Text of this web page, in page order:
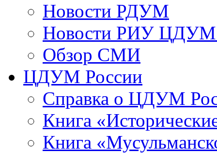
Новости РДУМ
Новости РИУ ЦДУМ
Обзор СМИ
ЦДУМ России
Справка о ЦДУМ
Книга
Книга